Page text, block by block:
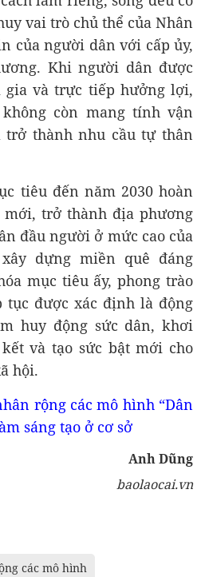
vai trò chủ thể của Nhân
của người dân với cấp ủy,
Khi người dân được
gia và trực tiếp hưởng lợi,
còn mang tính vận
trở thành nhu cầu tự thân
tiêu đến năm 2030 hoàn
trở thành địa phương
đầu người ở mức cao của
dựng miền quê đáng
mục tiêu ấy, phong trào
tục được xác định là động
huy động sức dân, khơi
và tạo sức bật mới cho
hội.
rộng các mô hình “Dân
sáng tạo ở cơ sở
Anh Dũng
baolaocai.vn
các mô hình